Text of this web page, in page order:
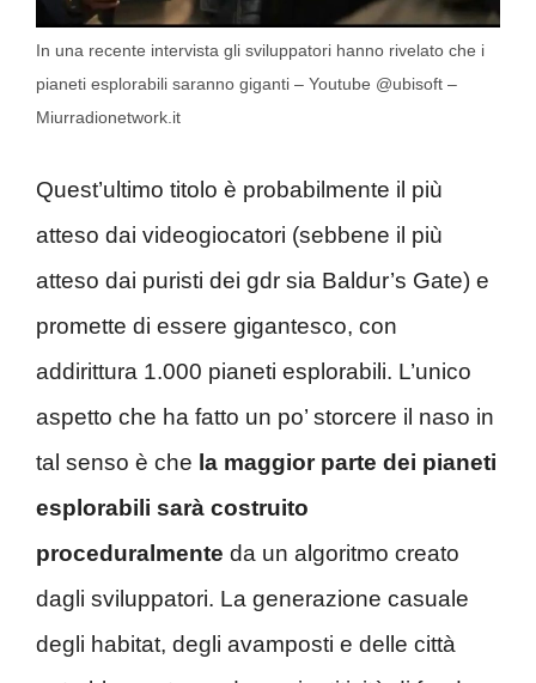
In una recente intervista gli sviluppatori hanno rivelato che i
pianeti esplorabili saranno giganti – Youtube @ubisoft –
Miurradionetwork.it
Quest’ultimo titolo è probabilmente il più
atteso dai videogiocatori (sebbene il più
atteso dai puristi dei gdr sia Baldur’s Gate) e
promette di essere gigantesco, con
addirittura 1.000 pianeti esplorabili. L’unico
aspetto che ha fatto un po’ storcere il naso in
tal senso è che la maggior parte dei pianeti
esplorabili sarà costruito
proceduralmente da un algoritmo creato
dagli sviluppatori. La generazione casuale
degli habitat, degli avamposti e delle città